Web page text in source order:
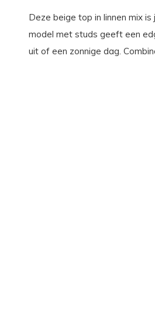
Deze beige top in linnen mix
model met studs geeft een
uit of een zonnige dag.